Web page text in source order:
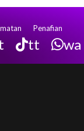
Penafian
tt wa